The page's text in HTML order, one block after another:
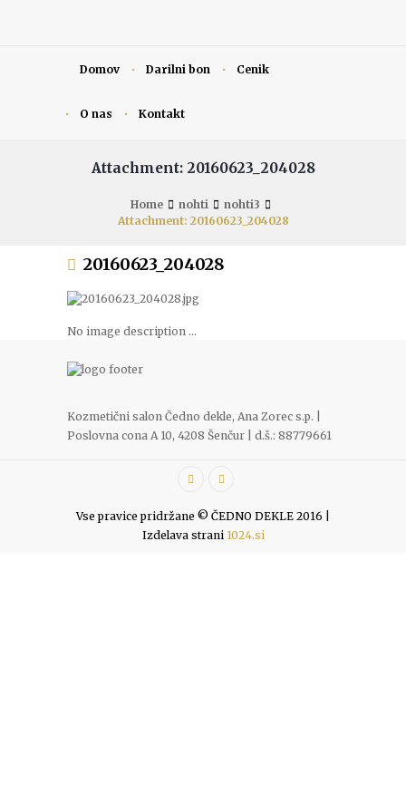
Domov Darilni bon Cenik
O nas Kontakt
Attachment: 20160623_204028
Home nohti
nohti3
Attachment: 20160623_204028
20160623_204028
No image description ...
Kozmetični salon Čedno dekle, Ana Zorec s.p. |
Poslovna cona A 10, 4208 Šenčur | d.š.: 88779661
Vse pravice pridržane © ČEDNO DEKLE 2016 |
Izdelava strani 1024.si